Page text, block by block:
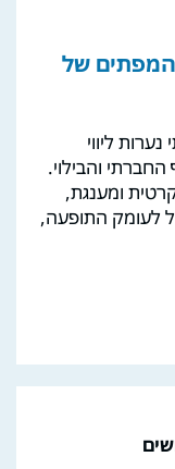
המפתים של
ליווי
והבילוי.
ומענגת,
לעומק התופעה,